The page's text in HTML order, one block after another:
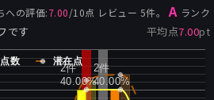
への評価:7.00/10点 レビュー 5件。 A ランク
です 平均点7.00pt
点数 潜在点
2件
40.00%
2件
40.00%